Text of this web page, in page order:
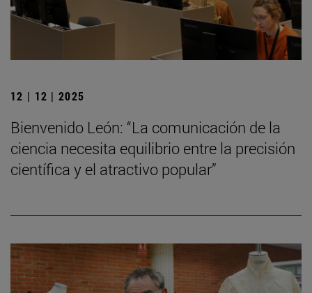
12 | 12 | 2025
Bienvenido León: “La comunicación de la
ciencia necesita equilibrio entre la precisión
científica y el atractivo popular”